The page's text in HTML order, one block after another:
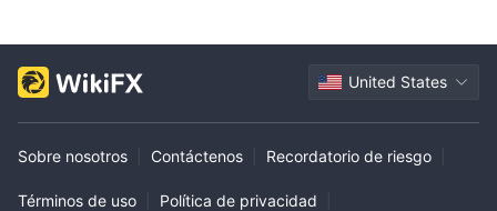
United States
Sobre nosotros Contáctenos Recordatorio de riesgo
Términos de uso Política de privacidad